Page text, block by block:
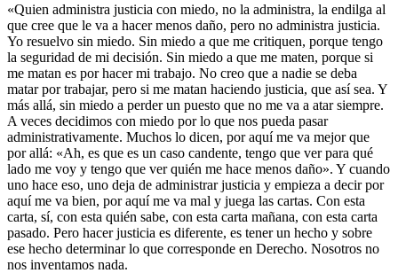
«Quien administra justicia con miedo, no la administra, la endilga al
que cree que le va a hacer menos daño, pero no administra justicia.
Yo resuelvo sin miedo. Sin miedo a que me critiquen, porque tengo
la seguridad de mi decisión. Sin miedo a que me maten, porque si
me matan es por hacer mi trabajo. No creo que a nadie se deba
matar por trabajar, pero si me matan haciendo justicia, que así sea. Y
más allá, sin miedo a perder un puesto que no me va a atar siempre.
A veces decidimos con miedo por lo que nos pueda pasar
administrativamente. Muchos lo dicen, por aquí me va mejor que
por allá: «Ah, es que es un caso candente, tengo que ver para qué
lado me voy y tengo que ver quién me hace menos daño». Y cuando
uno hace eso, uno deja de administrar justicia y empieza a decir por
aquí me va bien, por aquí me va mal y juega las cartas. Con esta
carta, sí, con esta quién sabe, con esta carta mañana, con esta carta
pasado. Pero hacer justicia es diferente, es tener un hecho y sobre
ese hecho determinar lo que corresponde en Derecho. Nosotros no
nos inventamos nada.